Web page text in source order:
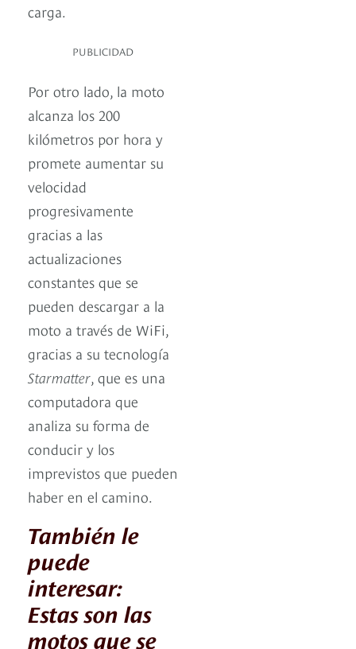
carga.
PUBLICIDAD
Por otro lado, la moto
alcanza los 200
kilómetros por hora y
promete aumentar su
velocidad
progresivamente
gracias a las
actualizaciones
constantes que se
pueden descargar a la
moto a través de WiFi,
gracias a su tecnología
Starmatter, que es una
computadora que
analiza su forma de
conducir y los
imprevistos que pueden
haber en el camino.
También le
puede
interesar:
Estas son las
motos que se